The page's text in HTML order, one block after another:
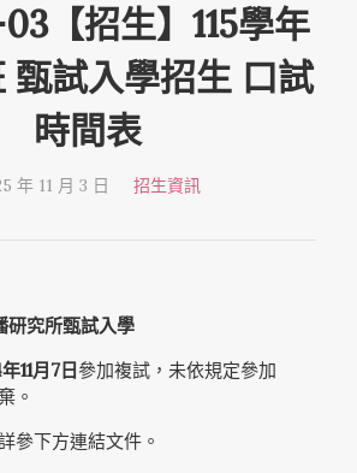
【招生】115學年
甄試入學招生 口試
時間表
年 11 月 3 日 招生資訊
研究所甄試入學
年11月7日參加複試，未依規定參加
。
參下方連結文件。